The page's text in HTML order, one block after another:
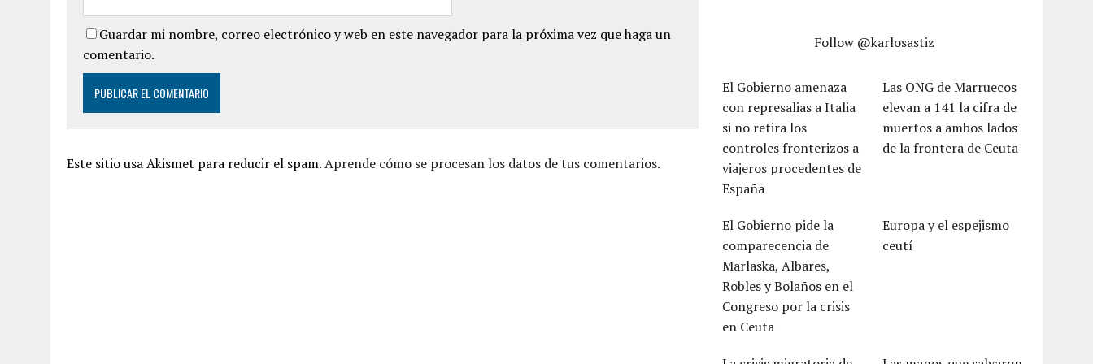
Guardar mi nombre, correo electrónico y web en este navegador para la próxima vez que haga un
comentario.
Este sitio usa Akismet para reducir el spam.Aprende cómo se procesan los datos de tus comentarios.
Follow @karlosastiz
El Gobierno amenaza
con represalias a Italia
si no retira los
controles fronterizos a
viajeros procedentes de
España
Las ONG de Marruecos
elevan a 141 la cifra de
muertos a ambos lados
de la frontera de Ceuta
El Gobierno pide la
comparecencia de
Marlaska, Albares,
Robles y Bolaños en el
Congreso por la crisis
en Ceuta
Europa y el espejismo
ceutí